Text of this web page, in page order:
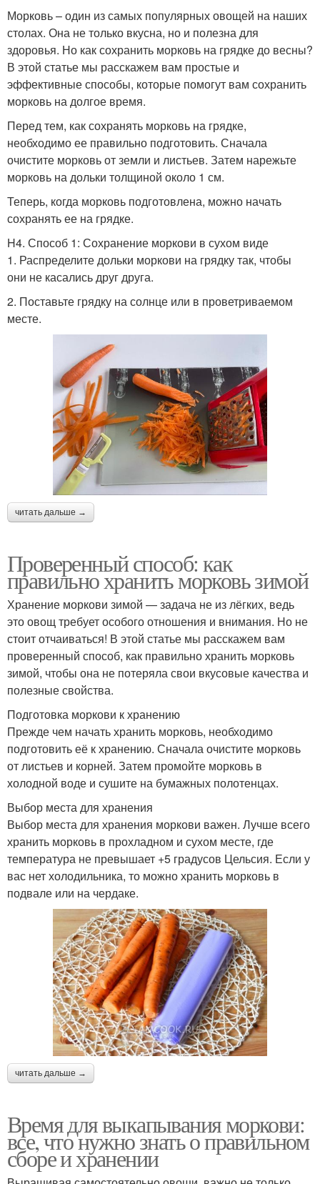
Морковь – один из самых популярных овощей на наших
столах. Она не только вкусна, но и полезна для
здоровья. Но как сохранить морковь на грядке до весны?
В этой статье мы расскажем вам простые и
эффективные способы, которые помогут вам сохранить
морковь на долгое время.
Перед тем, как сохранять морковь на грядке,
необходимо ее правильно подготовить. Сначала
очистите морковь от земли и листьев. Затем нарежьте
морковь на дольки толщиной около 1 см.
Теперь, когда морковь подготовлена, можно начать
сохранять ее на грядке.
H4. Способ 1: Сохранение моркови в сухом виде
1. Распределите дольки моркови на грядку так, чтобы
они не касались друг друга.
2. Поставьте грядку на солнце или в проветриваемом
месте.
читать дальше →
Проверенный способ: как
правильно хранить морковь зимой
Хранение моркови зимой — задача не из лёгких, ведь
это овощ требует особого отношения и внимания. Но не
стоит отчаиваться! В этой статье мы расскажем вам
проверенный способ, как правильно хранить морковь
зимой, чтобы она не потеряла свои вкусовые качества и
полезные свойства.
Подготовка моркови к хранению
Прежде чем начать хранить морковь, необходимо
подготовить её к хранению. Сначала очистите морковь
от листьев и корней. Затем промойте морковь в
холодной воде и сушите на бумажных полотенцах.
Выбор места для хранения
Выбор места для хранения моркови важен. Лучше всего
хранить морковь в прохладном и сухом месте, где
температура не превышает +5 градусов Цельсия. Если у
вас нет холодильника, то можно хранить морковь в
подвале или на чердаке.
читать дальше →
Время для выкапывания моркови:
все, что нужно знать о правильном
сборе и хранении